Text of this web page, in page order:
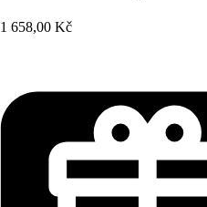
1 658,00 Kč